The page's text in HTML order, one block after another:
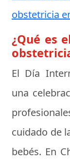
obstetricia
¿Qué es
El Día
una
cuidado de
bebés. En